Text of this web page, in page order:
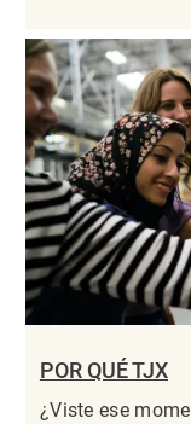
POR QUÉ TJX
¿Viste ese